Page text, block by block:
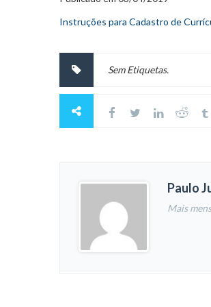
Instruções para Cadastro de
Sem Etiquetas.
Paulo
Mais